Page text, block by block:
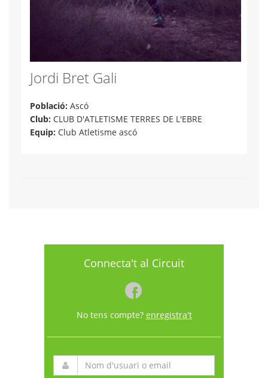
Jordi Bret Gali
Població: Ascó
Club: CLUB D'ATLETISME TERRES DE L'EBRE
Equip: Club Atletisme ascó
Connecta't al Circuit
No tens compte? enregistra't